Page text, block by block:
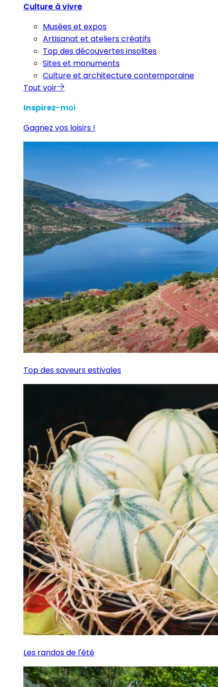
Culture à vivre
Musées et expos
Artisanat et ateliers créatifs
Top des découvertes insolites
Sites et monuments
Culture et architecture contemporaine
Tout voir
Inspirez-moi
Gagnez vos loisirs !
Top des saveurs estivales
Les randos de l'été